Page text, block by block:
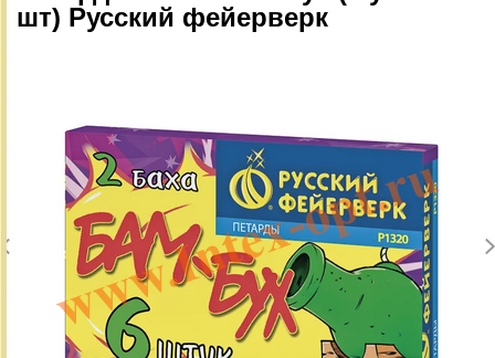
шт) Русский фейерверк